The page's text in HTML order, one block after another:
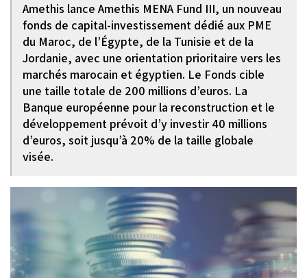
Amethis lance Amethis MENA Fund III, un nouveau
fonds de capital-investissement dédié aux PME
du Maroc, de l’Égypte, de la Tunisie et de la
Jordanie, avec une orientation prioritaire vers les
marchés marocain et égyptien. Le Fonds cible
une taille totale de 200 millions d’euros. La
Banque européenne pour la reconstruction et le
développement prévoit d’y investir 40 millions
d’euros, soit jusqu’à 20% de la taille globale
visée.